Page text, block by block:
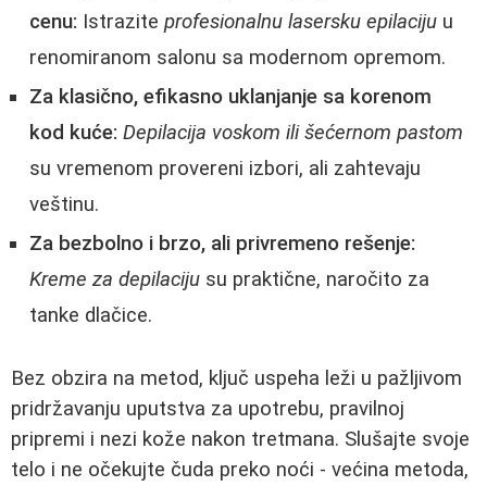
cenu: Istrazite profesionalnu lasersku epilaciju u
renomiranom salonu sa modernom opremom.
Za klasično, efikasno uklanjanje sa korenom
kod kuće: Depilacija voskom ili šećernom pastom
su vremenom provereni izbori, ali zahtevaju
veštinu.
Za bezbolno i brzo, ali privremeno rešenje:
Kreme za depilaciju su praktične, naročito za
tanke dlačice.
Bez obzira na metod, ključ uspeha leži u pažljivom
pridržavanju uputstva za upotrebu, pravilnoj
pripremi i nezi kože nakon tretmana. Slušajte svoje
telo i ne očekujte čuda preko noći - većina metoda,